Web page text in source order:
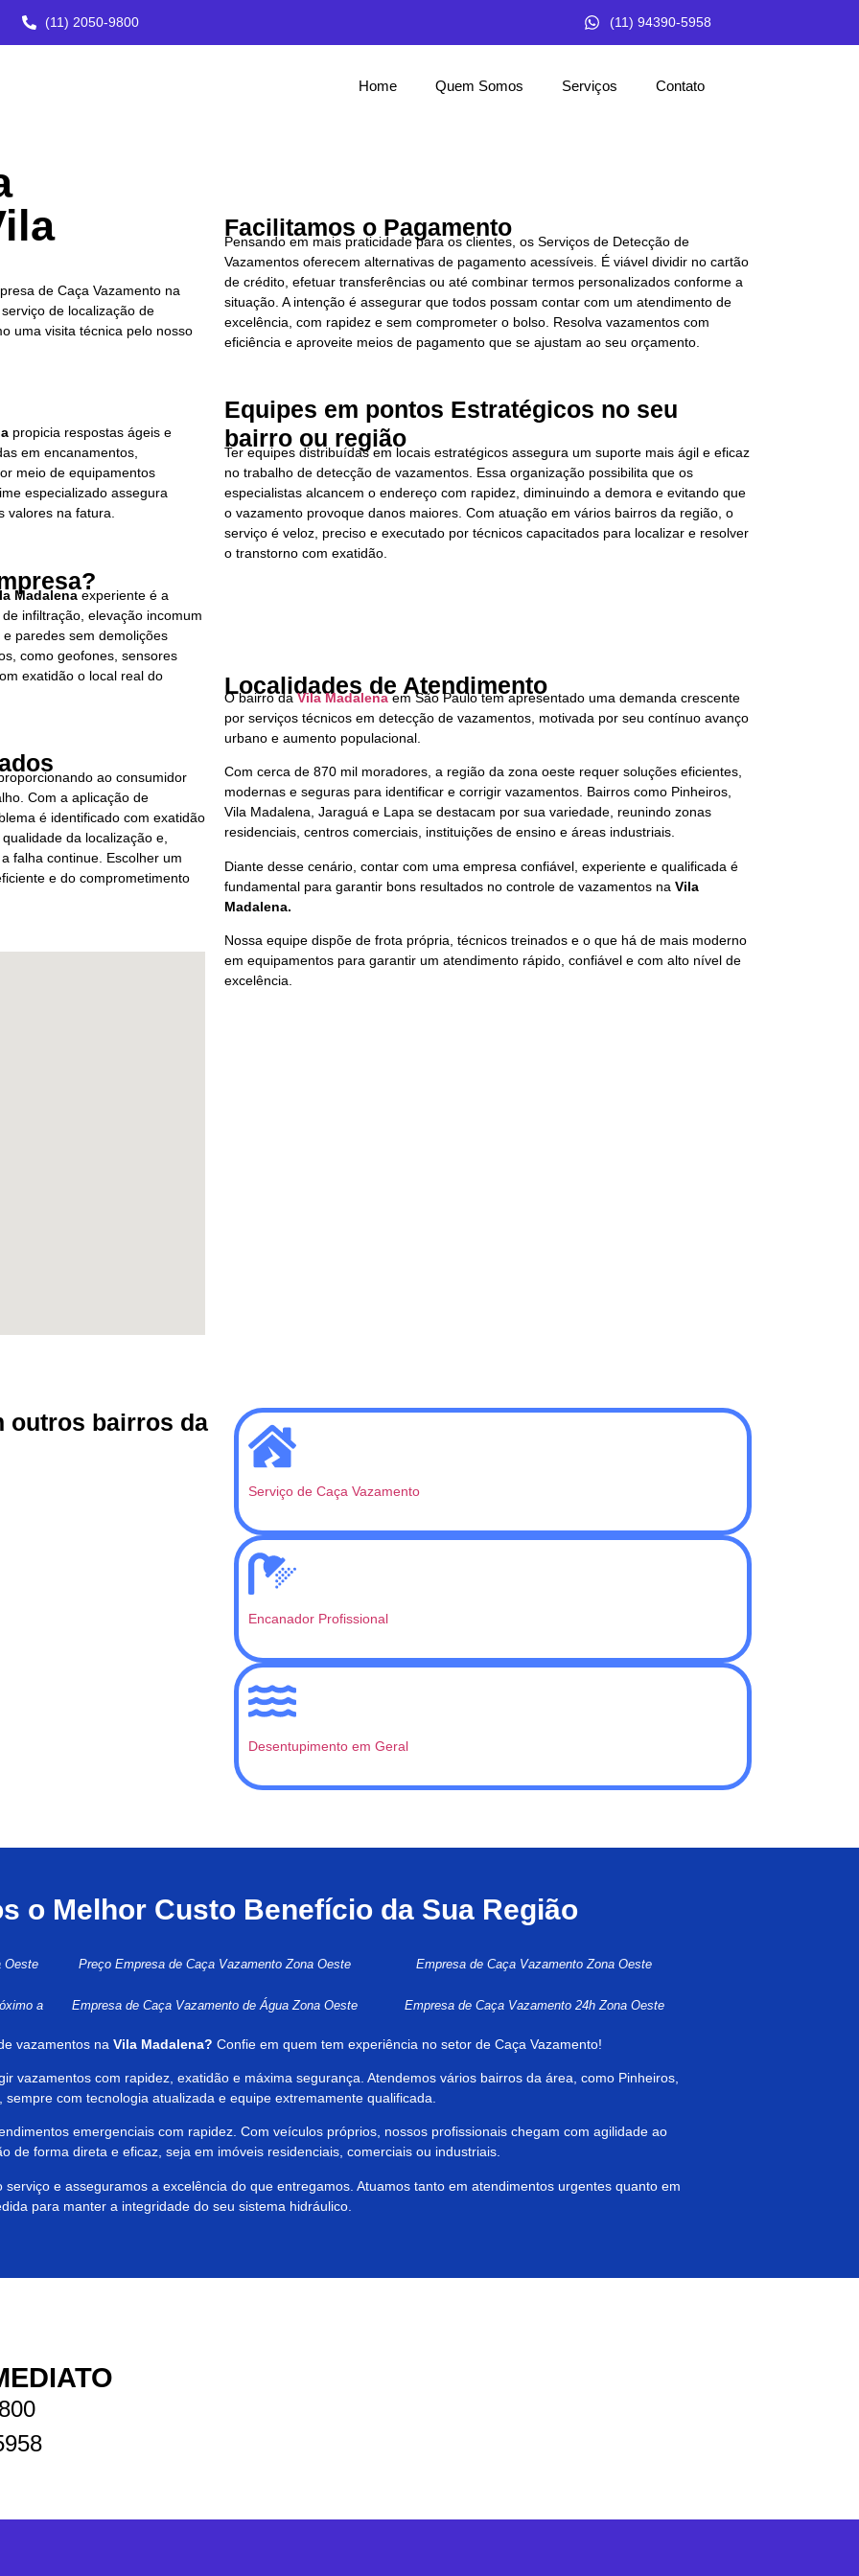
(11) 2050-9800 (11) 94390-5958
Home Quem Somos Serviços Contato
de Caça Vazamento na
de localização de
uma visita técnica pelo nosso
propicia respostas ágeis e
em encanamentos,
meio de equipamentos
especializado assegura
valores na fatura.
Madalena experiente é a
infiltração, elevação incomum
paredes sem demolições
como geofones, sensores
exatidão o local real do
ao consumidor
Com a aplicação de
é identificado com exatidão
da localização e,
falha continue. Escolher um
e do comprometimento
Facilitamos o Pagamento
Pensando em mais praticidade para os clientes, os Serviços de Detecção de
Vazamentos oferecem alternativas de pagamento acessíveis. É viável dividir no cartão
de crédito, efetuar transferências ou até combinar termos personalizados conforme a
situação. A intenção é assegurar que todos possam contar com um atendimento de
excelência, com rapidez e sem comprometer o bolso. Resolva vazamentos com
eficiência e aproveite meios de pagamento que se ajustam ao seu orçamento.
Equipes em pontos Estratégicos no seu
bairro ou região
Ter equipes distribuídas em locais estratégicos assegura um suporte mais ágil e eficaz
no trabalho de detecção de vazamentos. Essa organização possibilita que os
especialistas alcancem o endereço com rapidez, diminuindo a demora e evitando que
o vazamento provoque danos maiores. Com atuação em vários bairros da região, o
serviço é veloz, preciso e executado por técnicos capacitados para localizar e resolver
o transtorno com exatidão.
Localidades de Atendimento
O bairro daVila Madalenaem São Paulo tem apresentado uma demanda crescente
por serviços técnicos em detecção de vazamentos, motivada por seu contínuo avanço
urbano e aumento populacional.
Com cerca de 870 mil moradores, a região da zona oeste requer soluções eficientes,
modernas e seguras para identificar e corrigir vazamentos. Bairros como Pinheiros,
Vila Madalena, Jaraguá e Lapa se destacam por sua variedade, reunindo zonas
residenciais, centros comerciais, instituições de ensino e áreas industriais.
Diante desse cenário, contar com uma empresa confiável, experiente e qualificada é
fundamental para garantir bons resultados no controle de vazamentos na Vila
Madalena.
Nossa equipe dispõe de frota própria, técnicos treinados e o que há de mais moderno
em equipamentos para garantir um atendimento rápido, confiável e com alto nível de
excelência.
outros bairros da
Serviço de Caça Vazamento
Encanador Profissional
Desentupimento em Geral
o Melhor Custo Benefício da Sua Região
Oeste Preço Empresa de Caça Vazamento Zona Oeste Empresa de Caça Vazamento Zona Oeste
a
Empresa de Caça Vazamento de Água Zona Oeste Empresa de Caça Vazamento 24h Zona Oeste
vazamentos na Vila Madalena? Confie em quem tem experiência no setor de Caça Vazamento!
vazamentos com rapidez, exatidão e máxima segurança. Atendemos vários bairros da área, como Pinheiros,
com tecnologia atualizada e equipe extremamente qualificada.
emergenciais com rapidez. Com veículos próprios, nossos profissionais chegam com agilidade ao
de forma direta e eficaz, seja em imóveis residenciais, comerciais ou industriais.
e asseguramos a excelência do que entregamos. Atuamos tanto em atendimentos urgentes quanto em
para manter a integridade do seu sistema hidráulico.